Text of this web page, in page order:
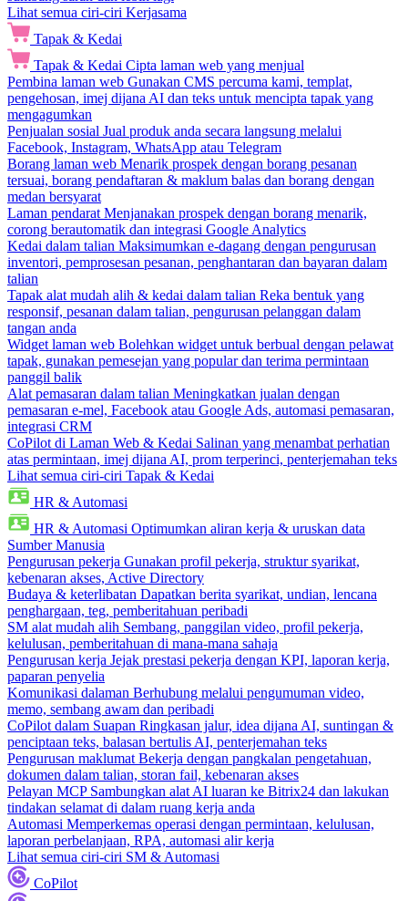
Lihat semua ciri-ciri Kerjasama
Tapak & Kedai
Tapak & Kedai Cipta laman web yang menjual
Pembina laman web Gunakan CMS percuma kami, templat,
pengehosan, imej dijana AI dan teks untuk mencipta tapak yang
mengagumkan
Penjualan sosial Jual produk anda secara langsung melalui
Facebook, Instagram, WhatsApp atau Telegram
Borang laman web Menarik prospek dengan borang pesanan
tersuai, borang pendaftaran & maklum balas dan borang dengan
medan bersyarat
Laman pendarat Menjanakan prospek dengan borang menarik,
corong berautomatik dan integrasi Google Analytics
Kedai dalam talian Maksimumkan e-dagang dengan pengurusan
inventori, pemprosesan pesanan, penghantaran dan bayaran dalam
talian
Tapak alat mudah alih & kedai dalam talian Reka bentuk yang
responsif, pesanan dalam talian, pengurusan pelanggan dalam
tangan anda
Widget laman web Bolehkan widget untuk berbual dengan pelawat
tapak, gunakan pemesejan yang popular dan terima permintaan
panggil balik
Alat pemasaran dalam talian Meningkatkan jualan dengan
pemasaran e-mel, Facebook atau Google Ads, automasi pemasaran,
integrasi CRM
CoPilot di Laman Web & Kedai Salinan yang menambat perhatian
atas permintaan, imej dijana AI, prom terperinci, penterjemahan teks
Lihat semua ciri-ciri Tapak & Kedai
HR & Automasi
HR & Automasi Optimumkan aliran kerja & uruskan data
Sumber Manusia
Pengurusan pekerja Gunakan profil pekerja, struktur syarikat,
kebenaran akses, Active Directory
Budaya & keterlibatan Dapatkan berita syarikat, undian, lencana
penghargaan, teg, pemberitahuan peribadi
SM alat mudah alih Sembang, panggilan video, profil pekerja,
kelulusan, pemberitahuan di mana-mana sahaja
Pengurusan kerja Jejak prestasi pekerja dengan KPI, laporan kerja,
paparan penyelia
Komunikasi dalaman Berhubung melalui pengumuman video,
memo, sembang awam dan peribadi
CoPilot dalam Suapan Ringkasan jalur, idea dijana AI, suntingan &
penciptaan teks, balasan bertulis AI, penterjemahan teks
Pengurusan maklumat Bekerja dengan pangkalan pengetahuan,
dokumen dalam talian, storan fail, kebenaran akses
Pelayan MCP Sambungkan alat AI luaran ke Bitrix24 dan lakukan
tindakan selamat di dalam ruang kerja anda
Automasi Memperkemas operasi dengan permintaan, kelulusan,
laporan perbelanjaan, RPA, automasi alir kerja
Lihat semua ciri-ciri SM & Automasi
CoPilot